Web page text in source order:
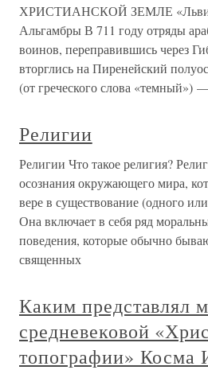
ХРИСТИАНСКОЙ ЗЕМЛЕ
Альгамбры В 711 году отряды
воинов, переправившись через
вторглись на Пиренейский
(от греческого слова «темный»)
Религии
Религии Что такое религия?
осознания окружающего мира,
вере в существование (одного
Она включает в себя ряд
поведения, которые обычно
священных
Каким представлял
средневековой
топографии» Косма